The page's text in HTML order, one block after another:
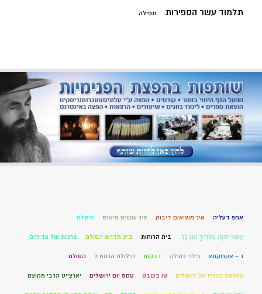
תלמוד עשר הספירות תפילה
אחפ דעליה איך מוציאים דיבוק איך עושים סיאנס איסלם
אֲשֶׁר יְהוָה אֱלֹהֶיךָ נֹתֵן לָךְ. בית הרוחות בית מדרש הסולם ברכות של צדיקים
ג – אקרוקתא גילוי בנגלה דבקות הילולת הרמח ל הסולם
טארמפ הכריז על ירושלים טו בשבט טקס יום ירושלים יארצייט הרבי מקוצק